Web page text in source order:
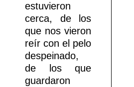
estuvieron
cerca, de los
que nos vieron
reír con el pelo
despeinado,
de los que
guardaron